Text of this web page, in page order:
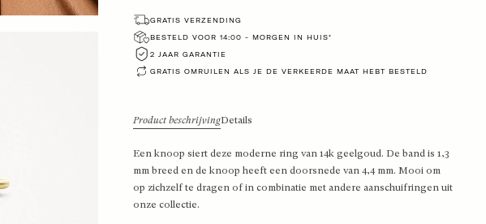
GRATIS VERZENDING
BESTELD VOOR 14:00 - MORGEN IN HUIS*
2 JAAR GARANTIE
GRATIS OMRUILEN ALS JE DE VERKEERDE MAAT HEBT BESTELD
Product beschrijvingDetails
Een knoop siert deze moderne ring van 14k geelgoud. De band is 1,3
mm breed en de knoop heeft een doorsnede van 4,4 mm. Mooi om
op zichzelf te dragen of in combinatie met andere aanschuifringen uit
onze collectie.